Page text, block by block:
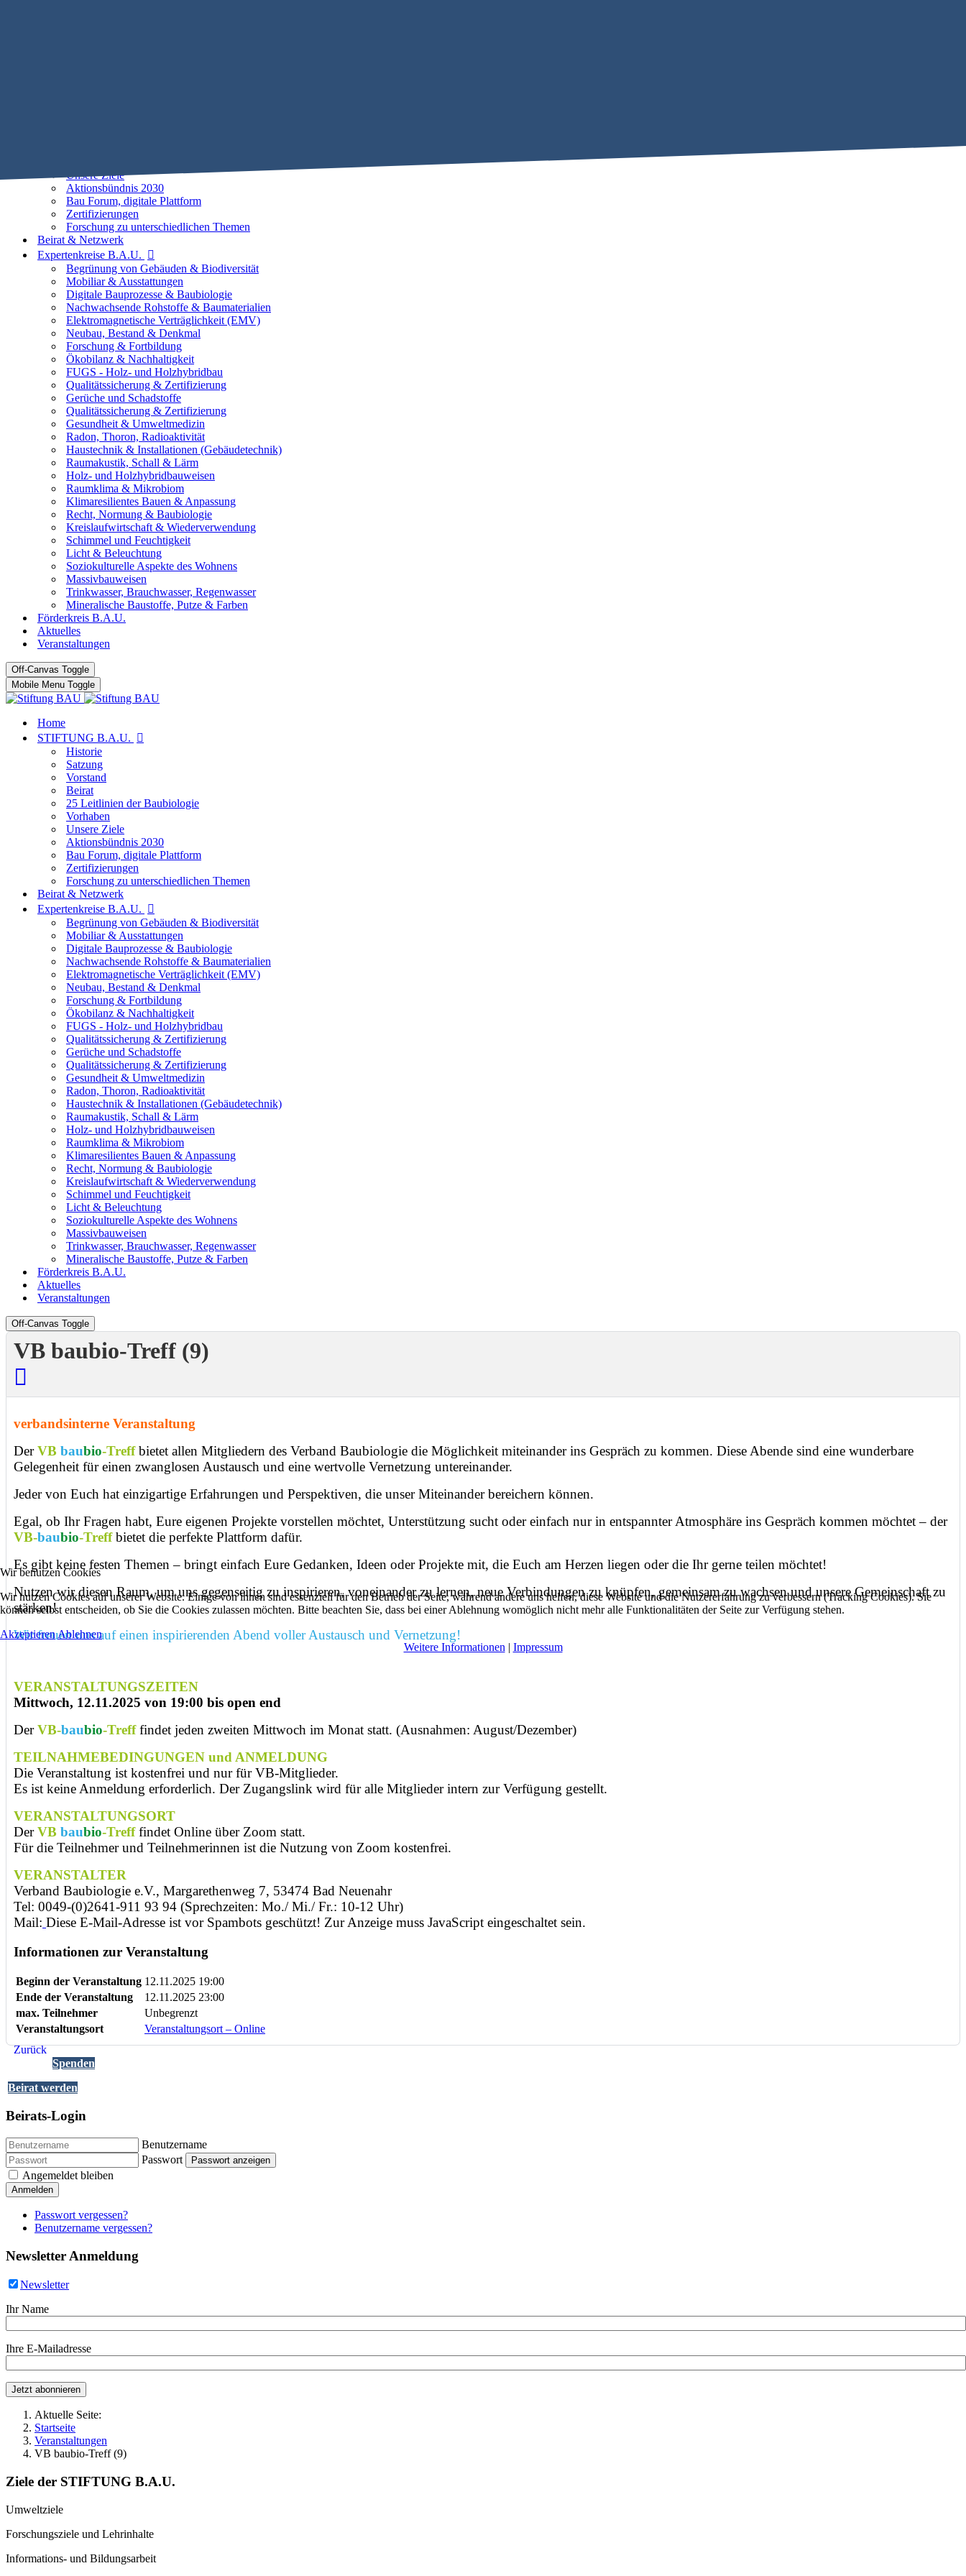
Unsere Ziele
Aktionsbündnis 2030
Bau Forum, digitale Plattform
Zertifizierungen
Forschung zu unterschiedlichen Themen
Beirat & Netzwerk
Expertenkreise B.A.U.
Begrünung von Gebäuden & Biodiversität
Mobiliar & Ausstattungen
Digitale Bauprozesse & Baubiologie
Nachwachsende Rohstoffe & Baumaterialien
Elektromagnetische Verträglichkeit (EMV)
Neubau, Bestand & Denkmal
Forschung & Fortbildung
Ökobilanz & Nachhaltigkeit
FUGS - Holz- und Holzhybridbau
Qualitätssicherung & Zertifizierung
Gerüche und Schadstoffe
Qualitätssicherung & Zertifizierung
Gesundheit & Umweltmedizin
Radon, Thoron, Radioaktivität
Haustechnik & Installationen (Gebäudetechnik)
Raumakustik, Schall & Lärm
Holz- und Holzhybridbauweisen
Raumklima & Mikrobiom
Klimaresilientes Bauen & Anpassung
Recht, Normung & Baubiologie
Kreislaufwirtschaft & Wiederverwendung
Schimmel und Feuchtigkeit
Licht & Beleuchtung
Soziokulturelle Aspekte des Wohnens
Massivbauweisen
Trinkwasser, Brauchwasser, Regenwasser
Mineralische Baustoffe, Putze & Farben
Förderkreis B.A.U.
Aktuelles
Veranstaltungen
Off-Canvas Toggle
Mobile Menu Toggle
Home
STIFTUNG B.A.U.
Historie
Satzung
Vorstand
Beirat
25 Leitlinien der Baubiologie
Vorhaben
Unsere Ziele
Aktionsbündnis 2030
Bau Forum, digitale Plattform
Zertifizierungen
Forschung zu unterschiedlichen Themen
Beirat & Netzwerk
Expertenkreise B.A.U.
Begrünung von Gebäuden & Biodiversität
Mobiliar & Ausstattungen
Digitale Bauprozesse & Baubiologie
Nachwachsende Rohstoffe & Baumaterialien
Elektromagnetische Verträglichkeit (EMV)
Neubau, Bestand & Denkmal
Forschung & Fortbildung
Ökobilanz & Nachhaltigkeit
FUGS - Holz- und Holzhybridbau
Qualitätssicherung & Zertifizierung
Gerüche und Schadstoffe
Qualitätssicherung & Zertifizierung
Gesundheit & Umweltmedizin
Radon, Thoron, Radioaktivität
Haustechnik & Installationen (Gebäudetechnik)
Raumakustik, Schall & Lärm
Holz- und Holzhybridbauweisen
Raumklima & Mikrobiom
Klimaresilientes Bauen & Anpassung
Recht, Normung & Baubiologie
Kreislaufwirtschaft & Wiederverwendung
Schimmel und Feuchtigkeit
Licht & Beleuchtung
Soziokulturelle Aspekte des Wohnens
Massivbauweisen
Trinkwasser, Brauchwasser, Regenwasser
Mineralische Baustoffe, Putze & Farben
Förderkreis B.A.U.
Aktuelles
Veranstaltungen
Off-Canvas Toggle
VB baubio-Treff (9)
verbandsinterne Veranstaltung
DerVB baubio-Treffbietet allen Mitgliedern des Verband Baubiologie die Möglichkeit miteinander ins Gespräch zu kommen. Diese Abende sind eine wunderbare
Gelegenheit für einen zwanglosen Austausch und eine wertvolle Vernetzung untereinander.
Jeder von Euch hat einzigartige Erfahrungen und Perspektiven, die unser Miteinander bereichern können.
Egal, ob Ihr Fragen habt, Eure eigenen Projekte vorstellen möchtet, Unterstützung sucht oder einfach nur in entspannter Atmosphäre ins Gespräch kommen möchtet – der
VB-baubio-Treffbietet die perfekte Plattform dafür.
Es gibt keine festen Themen – bringt einfach Eure Gedanken, Ideen oder Projekte mit, die Euch am Herzen liegen oder die Ihr gerne teilen möchtet!
Nutzen wir diesen Raum, um uns gegenseitig zu inspirieren, voneinander zu lernen, neue Verbindungen zu knüpfen, gemeinsam zu wachsen und unsere Gemeinschaft zu
stärken!
Wir freuen uns auf einen inspirierenden Abend voller Austausch und Vernetzung!
VERANSTALTUNGSZEITEN
Mittwoch, 12.11.2025 von 19:00 bis open end
DerVB-baubio-Trefffindet jeden zweiten Mittwoch im Monat statt. (Ausnahmen: August/Dezember)
TEILNAHMEBEDINGUNGEN und ANMELDUNG
Die Veranstaltung ist kostenfrei und nur für VB-Mitglieder.
Es ist keine Anmeldung erforderlich. Der Zugangslink wird für alle Mitglieder intern zur Verfügung gestellt.
VERANSTALTUNGSORT
DerVB baubio-Trefffindet Online über Zoom statt.
Für die Teilnehmer und Teilnehmerinnen ist die Nutzung von Zoom kostenfrei.
VERANSTALTER
Verband Baubiologie e.V., Margarethenweg 7, 53474 Bad Neuenahr
Tel: 0049-(0)2641-911 93 94 (Sprechzeiten: Mo./ Mi./ Fr.: 10-12 Uhr)
Mail: Diese E-Mail-Adresse ist vor Spambots geschützt! Zur Anzeige muss JavaScript eingeschaltet sein.
Informationen zur Veranstaltung
Beginn der Veranstaltung 12.11.2025 19:00
Ende der Veranstaltung
12.11.2025 23:00
max. Teilnehmer
Unbegrenzt
Veranstaltungsort
Veranstaltungsort – Online
Zurück
Spenden
Beirat werden
Beirats-Login
Benutzername
Passwort
Passwort anzeigen
Angemeldet bleiben
Anmelden
Passwort vergessen?
Benutzername vergessen?
Newsletter Anmeldung
Newsletter
Ihr Name
Ihre E-Mailadresse
Aktuelle Seite:
Startseite
Veranstaltungen
VB baubio-Treff (9)
Ziele der STIFTUNG B.A.U.
Umweltziele
Forschungsziele und Lehrinhalte
Informations- und Bildungsarbeit
Wir benutzen Cookies
Wir nutzen Cookies auf unserer Website. Einige von ihnen sind essenziell für den Betrieb der Seite, während andere uns helfen, diese Website und die Nutzererfahrung zu verbessern (Tracking Cookies). Sie
können selbst entscheiden, ob Sie die Cookies zulassen möchten. Bitte beachten Sie, dass bei einer Ablehnung womöglich nicht mehr alle Funktionalitäten der Seite zur Verfügung stehen.
Akzeptieren Ablehnen
Weitere Informationen | Impressum